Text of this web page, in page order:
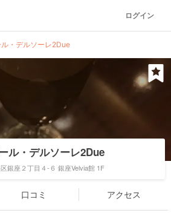
ログイン
・デルソーレ2Due
ル・デルソーレ2Due
銀座２丁目４-６ 銀座Velvia館 1F
口コミ アクセス